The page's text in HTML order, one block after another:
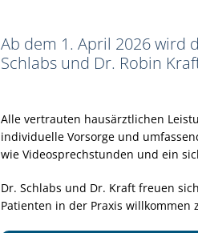
Ab dem 1. April 2026 wird
Schlabs und Dr. Robin
Alle vertrauten hausärztlichen
individuelle Vorsorge und
wie Videosprechstunden und ein
Dr. Schlabs und Dr. Kraft freuen
Patienten in der Praxis